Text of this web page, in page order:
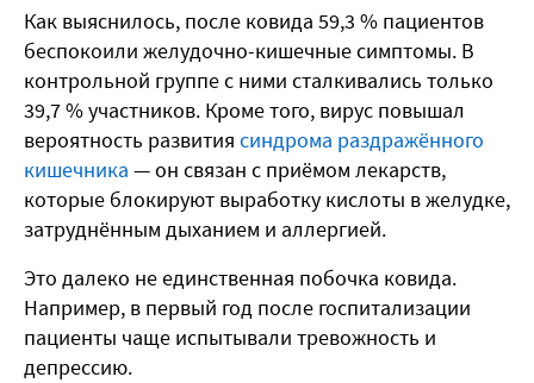
Как выяснилось, после ковида 59,3 % пациентов
беспокоили желудочно-кишечные симптомы. В
контрольной группе с ними сталкивались только
39,7 % участников. Кроме того, вирус повышал
вероятность развития синдрома раздражённого
кишечника — он связан с приёмом лекарств,
которые блокируют выработку кислоты в желудке,
затруднённым дыханием и аллергией.
Это далеко не единственная побочка ковида.
Например, в первый год после госпитализации
пациенты чаще испытывали тревожность и
депрессию.